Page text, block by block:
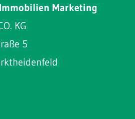
Marketing
KG
5